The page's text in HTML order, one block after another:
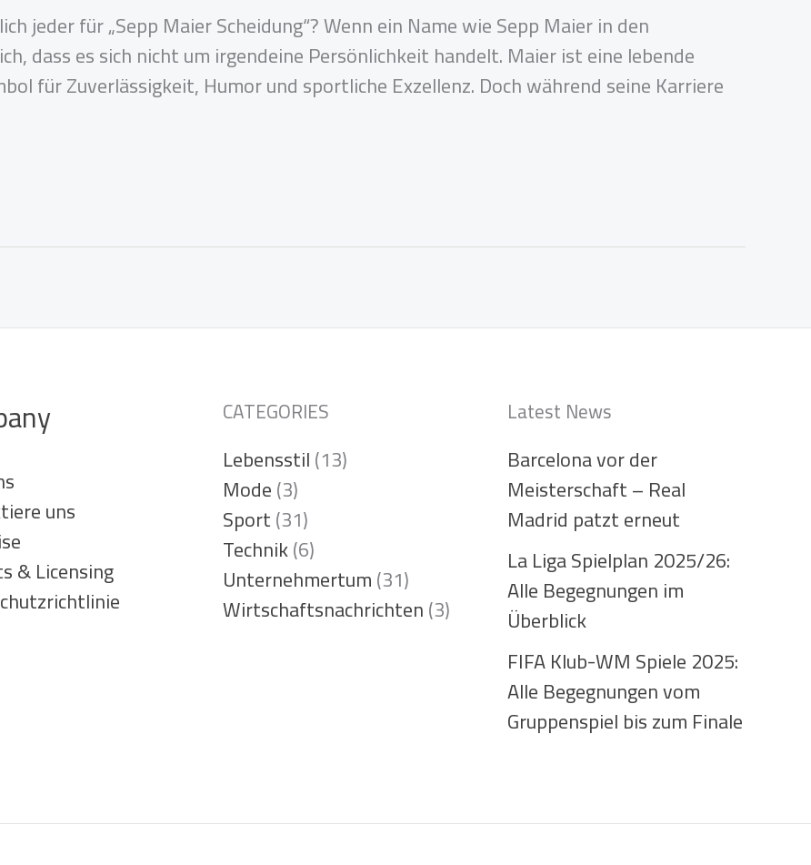
jeder für „Sepp Maier Scheidung“? Wenn ein Name wie Sepp Maier in den
dass es sich nicht um irgendeine Persönlichkeit handelt. Maier ist eine lebende
für Zuverlässigkeit, Humor und sportliche Exzellenz. Doch während seine Karriere
uns
& Licensing
CATEGORIES
Lebensstil(13)
Mode(3)
Sport(31)
Technik(6)
Unternehmertum(31)
Wirtschaftsnachrichten(3)
Latest News
Barcelona vor der
Meisterschaft – Real
Madrid patzt erneut
La Liga Spielplan 2025/26:
Alle Begegnungen im
Überblick
FIFA Klub-WM Spiele 2025:
Alle Begegnungen vom
Gruppenspiel bis zum Finale